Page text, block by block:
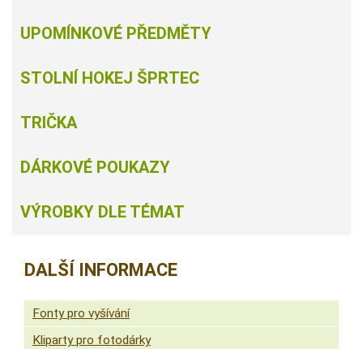
UPOMÍNKOVÉ PŘEDMĚTY
STOLNÍ HOKEJ ŠPRTEC
TRIČKA
DÁRKOVÉ POUKAZY
VÝROBKY DLE TÉMAT
DALŠÍ INFORMACE
Fonty pro vyšívání
Kliparty pro fotodárky